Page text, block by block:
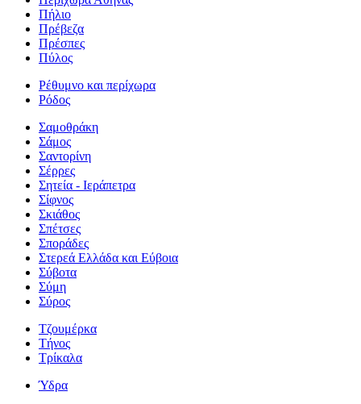
Πήλιο
Πρέβεζα
Πρέσπες
Πύλος
Ρέθυμνο και περίχωρα
Ρόδος
Σαμοθράκη
Σάμος
Σαντορίνη
Σέρρες
Σητεία - Ιεράπετρα
Σίφνος
Σκιάθος
Σπέτσες
Σποράδες
Στερεά Ελλάδα και Εύβοια
Σύβοτα
Σύμη
Σύρος
Τζουμέρκα
Τήνος
Τρίκαλα
Ύδρα